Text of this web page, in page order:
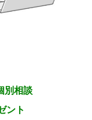
別相談
ント